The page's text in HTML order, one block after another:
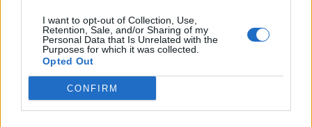
I want to opt-out of Collection, Use,
Retention, Sale, and/or Sharing of my
Personal Data that Is Unrelated with the
Purposes for which it was collected.
Opted Out
CONFIRM
G A T A
Mais respostas deste quebra-cabeça:
Arroz, no Português de Cabo Verde
Oficina de fabricação de azeite
Podem ser evasê, lápis, godê etc.